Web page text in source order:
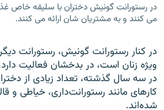
در رستورانت گونیش دختران با سلیقه خاص
می کنند و به مشتریان شان ارائه می کنند.
در کنار رستورانت گونیش، رستورانت
ویژه زنان است، در بدخشان فعالیت
در سه سال گذشته، تعداد زیادی از
کارهای مانند رستورانت‌داری، خیاطی و
شده‌اند.